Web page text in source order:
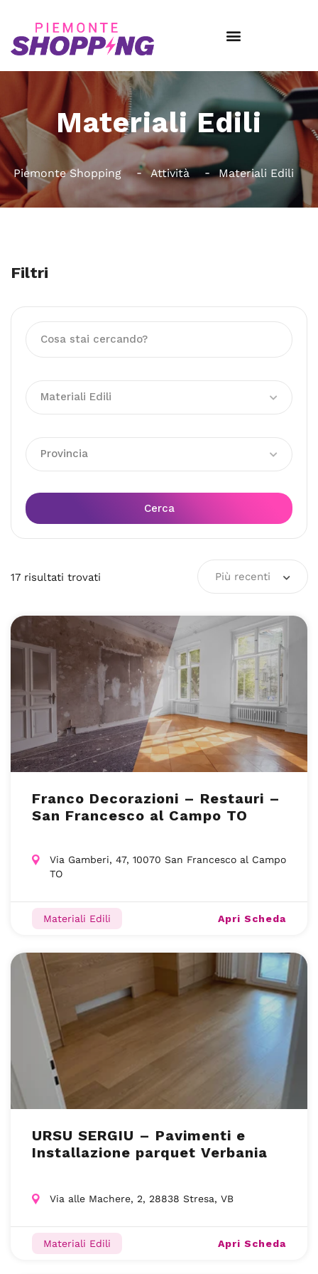
Materiali Edili
Piemonte Shopping Attività Materiali Edili
Filtri
Materiali Edili
Provincia
Cerca
17 risultati trovati Più recenti
Franco Decorazioni – Restauri –
San Francesco al Campo TO
Via Gamberi, 47, 10070 San Francesco al Campo
TO
Materiali Edili Apri Scheda
URSU SERGIU – Pavimenti e
Installazione parquet Verbania
Via alle Machere, 2, 28838 Stresa, VB
Materiali Edili Apri Scheda